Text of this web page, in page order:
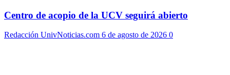
Centro de acopio de la UCV seguirá abierto
Redacción UnivNoticias.com 6 de agosto de 2026 0